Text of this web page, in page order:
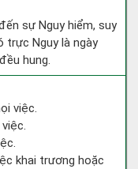
sự Nguy hiểm, suy
trực Nguy là ngày
hung.
việc.
khai trương hoặc